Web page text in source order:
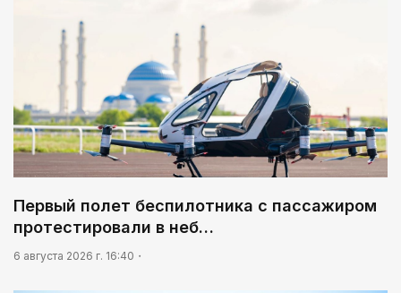
Обеспечить транспарентность процесса
Не хочется уезжать
05:00
«Шить» будущее своими руками
03:00
Идет по городу трамвай
03:30
Нужен ли бумажный документ?
Первый полет беспилотника с пассажиром
протестировали в неб…
6 августа 2026 г. 16:40